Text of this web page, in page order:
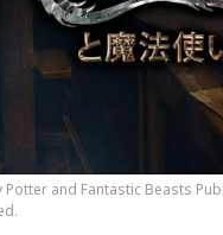
and Fantastic Beasts